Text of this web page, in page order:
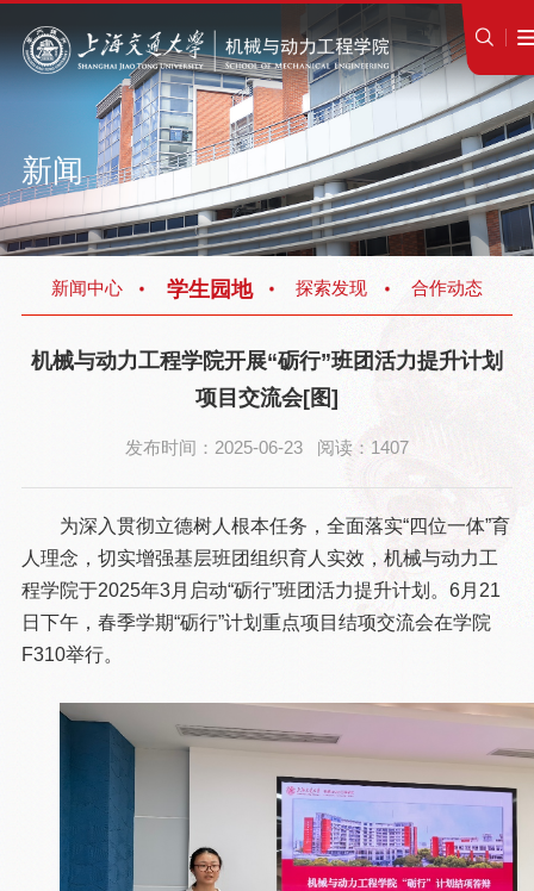
新闻
新闻中心 学生园地 探索发现 合作动态
机械与动力工程学院开展“砺行”班团活力提升计划
项目交流会[图]
发布时间：2025-06-23 阅读：1407
为深入贯彻立德树人根本任务，全面落实“四位一体”育
人理念，切实增强基层班团组织育人实效，机械与动力工
程学院于2025年3月启动“砺行”班团活力提升计划。6月21
日下午，春季学期“砺行”计划重点项目结项交流会在学院
F310举行。